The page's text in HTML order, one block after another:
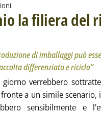
la filiera del
di imballaggi può
differenziata e riciclo”
verrebbero
a un simile scenario,
sensibilmente e